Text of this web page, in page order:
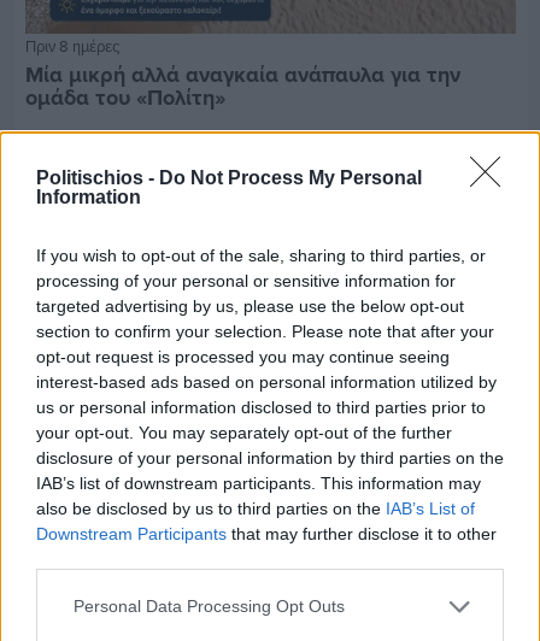
Politischios - Do Not Process My Personal
Information
If you wish to opt-out of the sale, sharing to third parties, or
processing of your personal or sensitive information for
targeted advertising by us, please use the below opt-out
section to confirm your selection. Please note that after your
opt-out request is processed you may continue seeing
interest-based ads based on personal information utilized by
us or personal information disclosed to third parties prior to
your opt-out. You may separately opt-out of the further
disclosure of your personal information by third parties on the
IAB’s list of downstream participants. This information may
also be disclosed by us to third parties on the IAB’s List of
Downstream Participants that may further disclose it to other
Personal Data Processing Opt Outs
Πριν 8 ημέρες
Μία μικρή αλλά αναγκαία ανάπαυλα για την
ομάδα του «Πολίτη»
Πριν 8 ημέρες
Τρίτος στη σφαιροβολία στη διεθνή συνάντηση
Ελλάδας–Κύπρου Κ18 ο Δημήτρης Τέλλιος